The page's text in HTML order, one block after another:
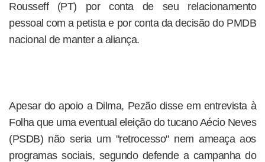
Rousseff (PT) por conta de seu relacionamento
pessoal com a petista e por conta da decisão do PMDB
nacional de manter a aliança.
Apesar do apoio a Dilma, Pezão disse em entrevista à
Folha que uma eventual eleição do tucano Aécio Neves
(PSDB) não seria um "retrocesso" nem ameaça aos
programas sociais, segundo defende a campanha do